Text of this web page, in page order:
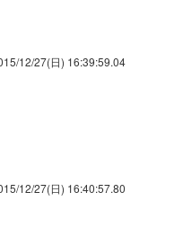
12/27(日) 16:39:59.04
12/27(日) 16:40:57.80